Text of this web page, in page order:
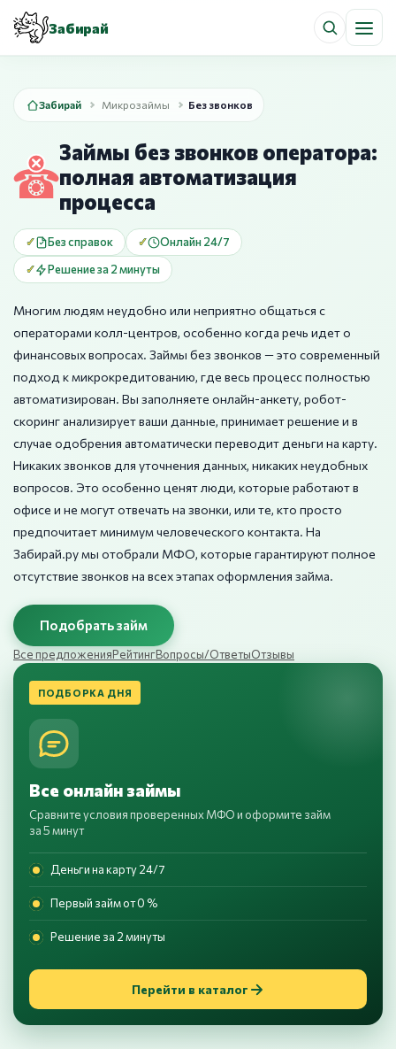
Забирай
Забирай Микрозаймы Без звонков
Займы без звонков оператора:
полная автоматизация
процесса
Без справок
Онлайн 24/7
Решение за 2 минуты
Многим людям неудобно или неприятно общаться с
операторами колл-центров, особенно когда речь идет о
финансовых вопросах. Займы без звонков — это современный
подход к микрокредитованию, где весь процесс полностью
автоматизирован. Вы заполняете онлайн-анкету, робот-
скоринг анализирует ваши данные, принимает решение и в
случае одобрения автоматически переводит деньги на карту.
Никаких звонков для уточнения данных, никаких неудобных
вопросов. Это особенно ценят люди, которые работают в
офисе и не могут отвечать на звонки, или те, кто просто
предпочитает минимум человеческого контакта. На
Забирай.ру мы отобрали МФО, которые гарантируют полное
отсутствие звонков на всех этапах оформления займа.
Подобрать займ
Все предложенияРейтингВопросы/ОтветыОтзывы
ПОДБОРКА ДНЯ
Все онлайн займы
Сравните условия проверенных МФО и оформите займ
за 5 минут
Деньги на карту 24/7
Первый займ от 0 %
Решение за 2 минуты
Перейти в каталог